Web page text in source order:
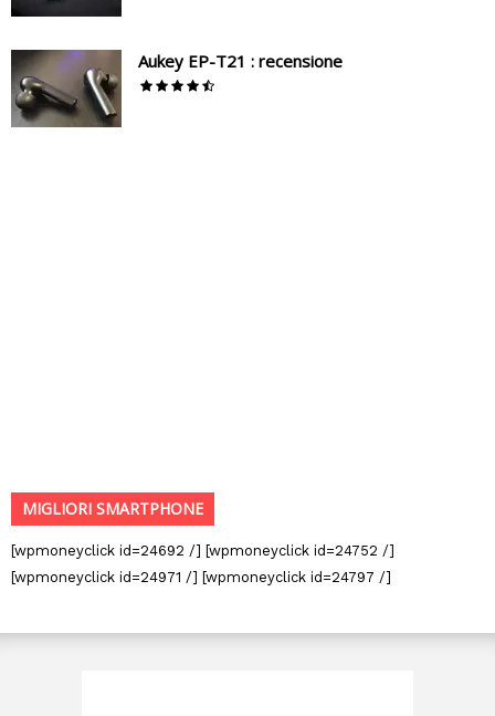
Aukey EP-T21 : recensione
MIGLIORI SMARTPHONE
[wpmoneyclick id=24692 /] [wpmoneyclick id=24752 /]
[wpmoneyclick id=24971 /] [wpmoneyclick id=24797 /]